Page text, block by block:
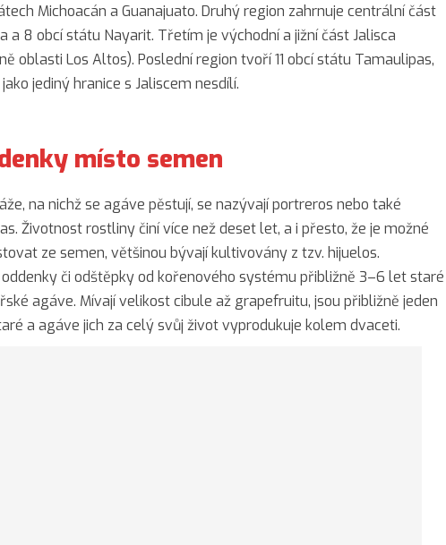
Michoacán a Guanajuato. Druhý region zahrnuje centrální část
a 8 obcí státu Nayarit. Třetím je východní a jižní část Jalisca
oblasti Los Altos). Poslední region tvoří 11 obcí státu Tamaulipas,
jediný hranice s Jaliscem nesdílí.
místo semen
na nichž se agáve pěstují, se nazývají portreros nebo také
Životnost rostliny činí více než deset let, a i přesto, že je možné
ze semen, většinou bývají kultivovány z tzv. hijuelos.
oddenky či odštěpky od kořenového systému přibližně 3–6 let staré
agáve. Mívají velikost cibule až grapefruitu, jsou přibližně jeden
a agáve jich za celý svůj život vyprodukuje kolem dvaceti.